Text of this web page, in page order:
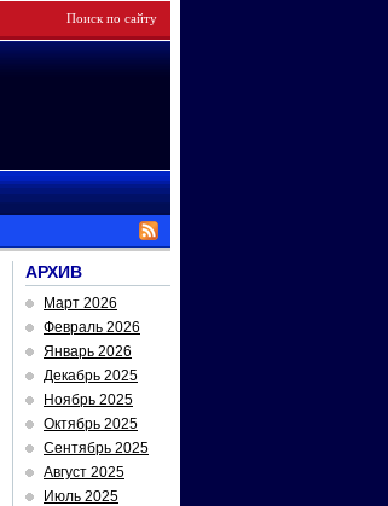
АРХИВ
Март 2026
Февраль 2026
Январь 2026
Декабрь 2025
Ноябрь 2025
Октябрь 2025
Сентябрь 2025
Август 2025
Июль 2025